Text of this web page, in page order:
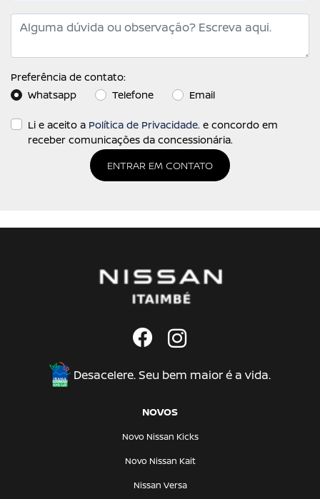
Preferência de contato:
Whatsapp
Telefone Email
Li e aceito a Política de Privacidade. e concordo em
receber comunicações da concessionária.
ENTRAR EM CONTATO
Desacelere. Seu bem maior é a vida.
NOVOS
Novo Nissan Kicks
Novo Nissan Kait
Nissan Versa